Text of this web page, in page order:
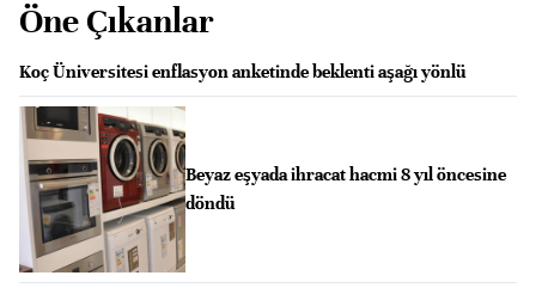
Öne Çıkanlar
Koç Üniversitesi enflasyon anketinde beklenti aşağı yönlü
Beyaz eşyada ihracat hacmi 8 yıl öncesine
döndü